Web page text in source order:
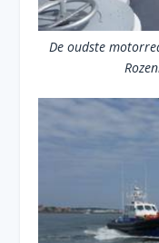
De oudste